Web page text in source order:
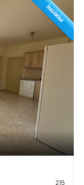
İNDİRİM
215